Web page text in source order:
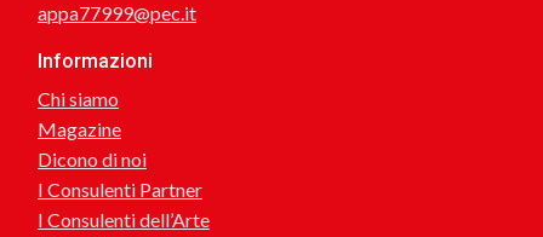
appa77999@pec.it
Informazioni
Chi siamo
Magazine
Dicono di noi
I Consulenti Partner
I Consulenti dell’Arte